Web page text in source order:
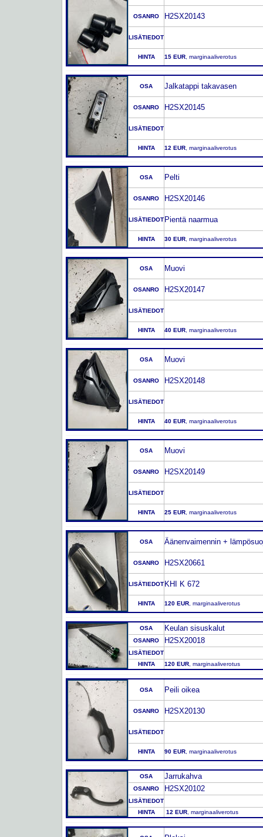
OSANRO H2SX20143
LISÄTIEDOT
HINTA 15 EUR , marginaaliverotus
OSA Jalkatappi takavasen
OSANRO H2SX20145
LISÄTIEDOT
HINTA 12 EUR , marginaaliverotus
OSA Pelti
OSANRO H2SX20146
LISÄTIEDOT Pientä naarmua
HINTA 30 EUR , marginaaliverotus
OSA Muovi
OSANRO H2SX20147
LISÄTIEDOT
HINTA 40 EUR , marginaaliverotus
OSA Muovi
OSANRO H2SX20148
LISÄTIEDOT
HINTA 40 EUR , marginaaliverotus
OSA Muovi
OSANRO H2SX20149
LISÄTIEDOT
HINTA 25 EUR , marginaaliverotus
OSA Äänenvaimennin +
OSANRO H2SX20661
LISÄTIEDOT KHI K 672
HINTA 120 EUR , marginaaliverotus
OSA Keulan sisuskalut
OSANRO H2SX20018
LISÄTIEDOT
HINTA
120 EUR , marginaaliverotus
OSA Peili oikea
OSANRO H2SX20130
LISÄTIEDOT
HINTA 90 EUR , marginaaliverotus
OSA Jarrukahva
OSANRO H2SX20102
LISÄTIEDOT
HINTA
12 EUR , marginaaliverotus